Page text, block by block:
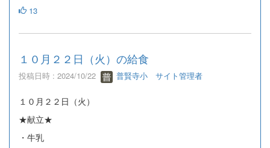
13
１０月２２日（火）の給食
投稿日時 : 2024/10/22 普賢寺小 サイト管理者
１０月２２日（火）
★献立★
・牛乳